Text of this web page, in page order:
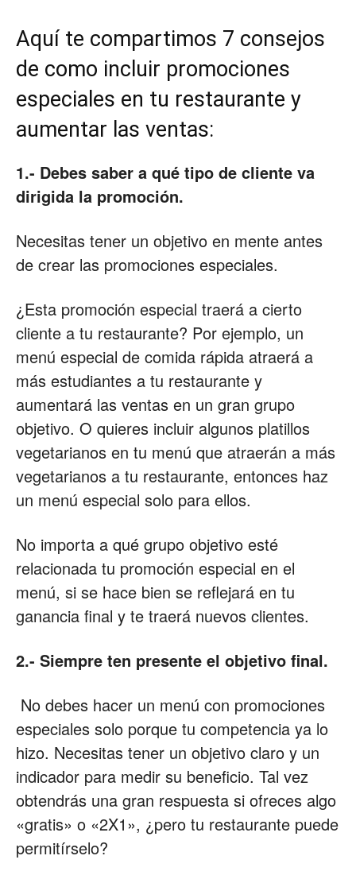
Aquí te compartimos 7 consejos
de como incluir promociones
especiales en tu restaurante y
aumentar las ventas:
1.- Debes saber a qué tipo de cliente va
dirigida la promoción.
Necesitas tener un objetivo en mente antes
de crear las promociones especiales.
¿Esta promoción especial traerá a cierto
cliente a tu restaurante? Por ejemplo, un
menú especial de comida rápida atraerá a
más estudiantes a tu restaurante y
aumentará las ventas en un gran grupo
objetivo. O quieres incluir algunos platillos
vegetarianos en tu menú que atraerán a más
vegetarianos a tu restaurante, entonces haz
un menú especial solo para ellos.
No importa a qué grupo objetivo esté
relacionada tu promoción especial en el
menú, si se hace bien se reflejará en tu
ganancia final y te traerá nuevos clientes.
2.- Siempre ten presente el objetivo final.
No debes hacer un menú con promociones
especiales solo porque tu competencia ya lo
hizo. Necesitas tener un objetivo claro y un
indicador para medir su beneficio. Tal vez
obtendrás una gran respuesta si ofreces algo
«gratis» o «2X1», ¿pero tu restaurante puede
permitírselo?